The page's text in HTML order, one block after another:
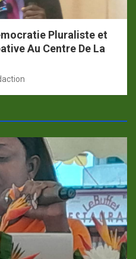
Pluraliste et
Au Centre De La